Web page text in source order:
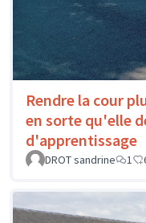
Rendre la cour
en sorte qu'elle
d'apprentissage
DROT sandrine 1